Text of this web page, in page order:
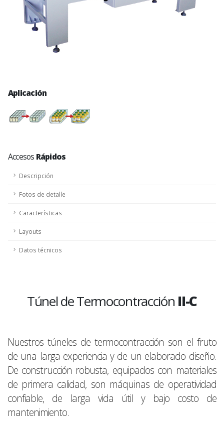
Aplicación
Accesos Rápidos
Descripción
Fotos de detalle
Características
Layouts
Datos técnicos
Túnel de Termocontracción II-C
Nuestros túneles de termocontracción son el fruto
de una larga experiencia y de un elaborado diseño.
De construcción robusta, equipados con materiales
de primera calidad, son máquinas de operatividad
confiable, de larga vida útil y bajo costo de
mantenimiento.